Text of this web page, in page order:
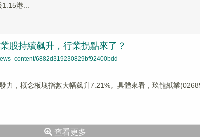
港...
股持續飙升，行業拐點來了？
6882d319230829bf92400bdd
力，概念板塊指數大幅飙升7.21%。具體來看，玖龍紙業
查看更多